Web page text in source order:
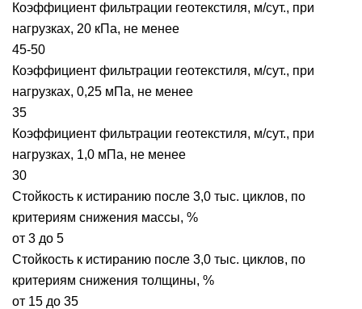
Коэффициент фильтрации геотекстиля, м/сут., при
нагрузках, 20 кПа, не менее
45-50
Коэффициент фильтрации геотекстиля, м/сут., при
нагрузках, 0,25 мПа, не менее
35
Коэффициент фильтрации геотекстиля, м/сут., при
нагрузках, 1,0 мПа, не менее
30
Стойкость к истиранию после 3,0 тыс. циклов, по
критериям снижения массы, %
от 3 до 5
Стойкость к истиранию после 3,0 тыс. циклов, по
критериям снижения толщины, %
от 15 до 35